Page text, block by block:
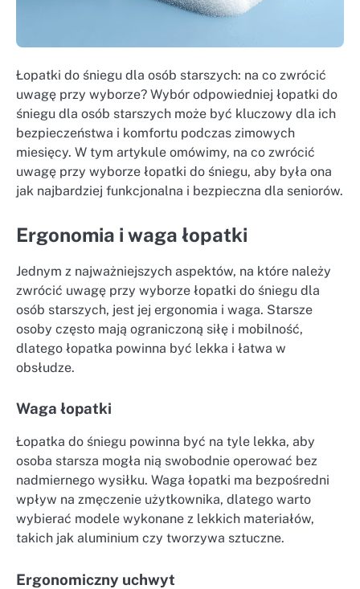
Łopatki do śniegu dla osób starszych: na co zwrócić
uwagę przy wyborze? Wybór odpowiedniej łopatki do
śniegu dla osób starszych może być kluczowy dla ich
bezpieczeństwa i komfortu podczas zimowych
miesięcy. W tym artykule omówimy, na co zwrócić
uwagę przy wyborze łopatki do śniegu, aby była ona
jak najbardziej funkcjonalna i bezpieczna dla seniorów.
Ergonomia i waga łopatki
Jednym z najważniejszych aspektów, na które należy
zwrócić uwagę przy wyborze łopatki do śniegu dla
osób starszych, jest jej ergonomia i waga. Starsze
osoby często mają ograniczoną siłę i mobilność,
dlatego łopatka powinna być lekka i łatwa w
obsłudze.
Waga łopatki
Łopatka do śniegu powinna być na tyle lekka, aby
osoba starsza mogła nią swobodnie operować bez
nadmiernego wysiłku. Waga łopatki ma bezpośredni
wpływ na zmęczenie użytkownika, dlatego warto
wybierać modele wykonane z lekkich materiałów,
takich jak aluminium czy tworzywa sztuczne.
Ergonomiczny uchwyt